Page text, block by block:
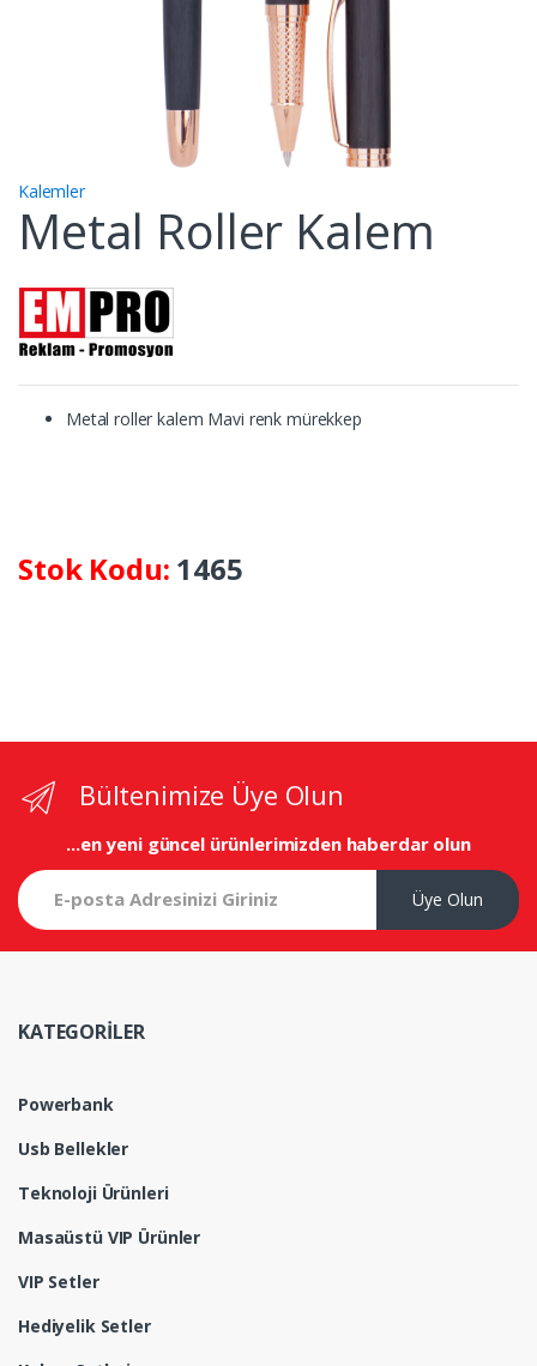
Kalemler
Metal Roller Kalem
Metal roller kalem Mavi renk mürekkep
Stok Kodu: 1465
Bültenimize Üye Olun
...en yeni güncel ürünlerimizden haberdar olun
Üye Olun
KATEGORİLER
Powerbank
Usb Bellekler
Teknoloji Ürünleri
Masaüstü VIP Ürünler
VIP Setler
Hediyelik Setler